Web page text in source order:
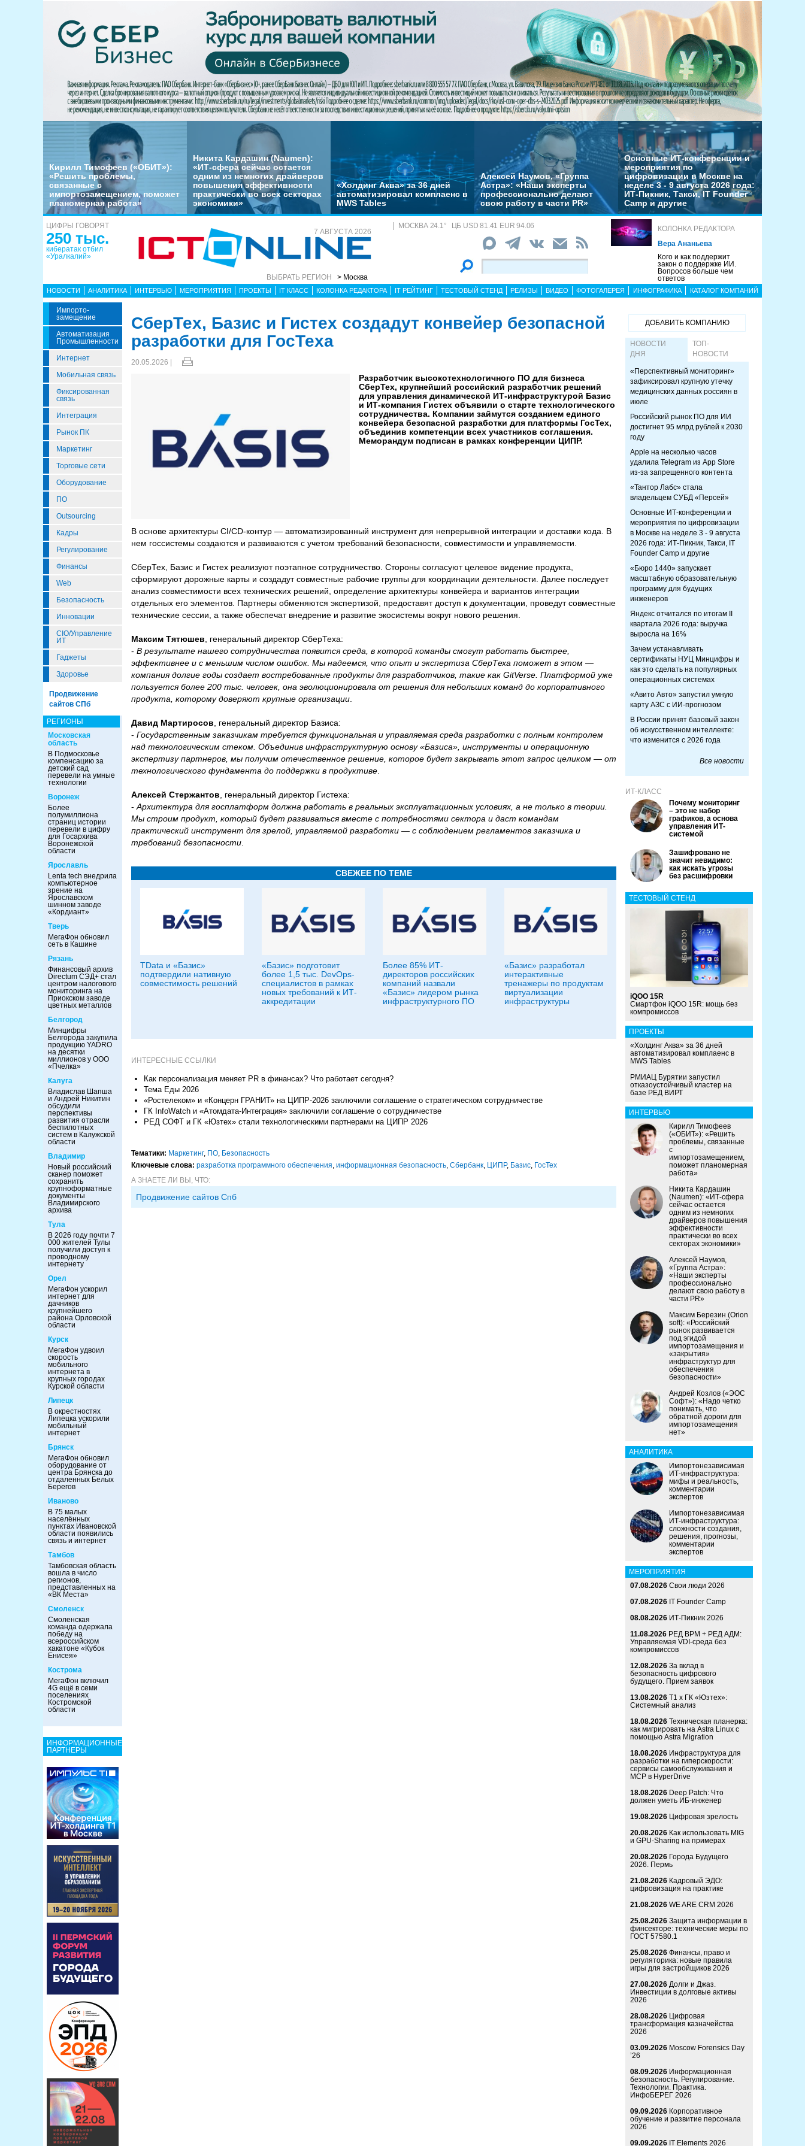
Кирилл Тимофеев («ОБИТ»):
«Решить проблемы,
связанные с
импортозамещением, поможет
планомерная работа»
Никита Кардашин (Naumen):
«ИТ-сфера сейчас остается
одним из немногих драйверов
повышения эффективности
практически во всех секторах
экономики»
«Холдинг Аква» за 36 дней
автоматизировал комплаенс в
MWS Tables
Алексей Наумов, «Группа
Астра»: «Наши эксперты
профессионально делают
свою работу в части PR»
Основные ИТ-конференции и
мероприятия по
цифровизации в Москве на
неделе 3 - 9 августа 2026 года:
ИТ-Пикник, Такси, IT Founder
Camp и другие
ЦИФРЫ ГОВОРЯТ
250 тыс.
кибератак отбил
«Уралкалий»
7 АВГУСТА 2026
ВЫБРАТЬ РЕГИОН > Москва
МОСКВА 24.1° ЦБ USD 81.41 EUR 94.06
КОЛОНКА РЕДАКТОРА
Вера Ананьева
Кого и как поддержит
закон о поддержке ИИ.
Вопросов больше чем
ответов
НОВОСТИ АНАЛИТИКА ИНТЕРВЬЮ МЕРОПРИЯТИЯ ПРОЕКТЫ IT КЛАСС КОЛОНКА РЕДАКТОРА IT РЕЙТИНГ ТЕСТОВЫЙ СТЕНД РЕЛИЗЫ ВИДЕО ФОТОГАЛЕРЕЯ ИНФОГРАФИКА КАТАЛОГ КОМПАНИЙ
Импорто­
Замещение
Автоматизация
Промышленности
Интернет
Мобильная связь
Фиксированная
связь
Интеграция
Рынок ПК
Маркетинг
Торговые сети
Оборудование
ПО
Outsourcing
Кадры
Регулирование
Финансы
Web
Безопасность
Инновации
CIO/Управление
ИТ
Гаджеты
Здоровье
Продвижение
сайтов СПб
РЕГИОНЫ
Московская
область
В Подмосковье
компенсацию за
детский сад
перевели на умные
технологии
Воронеж
Более
полумиллиона
страниц истории
перевели в цифру
для Госархива
Воронежской
области
Ярославль
Lenta tech внедрила
компьютерное
зрение на
Ярославском
шинном заводе
«Кордиант»
Тверь
МегаФон обновил
сеть в Кашине
Рязань
Финансовый архив
Directum СЭД+ стал
центром налогового
мониторинга на
Приокском заводе
цветных металлов
Белгород
Минцифры
Белгорода закупила
продукцию YADRO
на десятки
миллионов у ООО
«Пчелка»
Калуга
Владислав Шапша
и Андрей Никитин
обсудили
перспективы
развития отрасли
беспилотных
систем в Калужской
области
Владимир
Новый российский
сканер поможет
сохранить
крупноформатные
документы
Владимирского
архива
Тула
В 2026 году почти 7
000 жителей Тулы
получили доступ к
проводному
интернету
Орел
МегаФон ускорил
интернет для
дачников
крупнейшего
района Орловской
области
Курск
МегаФон удвоил
скорость
мобильного
интернета в
крупных городах
Курской области
Липецк
В окрестностях
Липецка ускорили
мобильный
интернет
Брянск
МегаФон обновил
оборудование от
центра Брянска до
отдаленных Белых
Берегов
Иваново
В 75 малых
населённых
пунктах Ивановской
области появились
связь и интернет
Тамбов
Тамбовская область
вошла в число
регионов,
представленных на
«ВК Места»
Смоленск
Смоленская
команда одержала
победу на
всероссийском
хакатоне «Кубок
Енисея»
Кострома
МегаФон включил
4G ещё в семи
поселениях
Костромской
области
ИНФОРМАЦИОННЫЕ
ПАРТНЕРЫ
СберТех, Базис и Гистех создадут конвейер безопасной
разработки для ГосТеха
20.05.2026 |
Разработчик высокотехнологичного ПО для бизнеса
СберТех, крупнейший российский разработчик решений
для управления динамической ИТ-инфраструктурой Базис
и ИТ-компания Гистех объявили о старте технологического
сотрудничества. Компании займутся созданием единого
конвейера безопасной разработки для платформы ГосТех,
объединив компетенции всех участников соглашения.
Меморандум подписан в рамках конференции ЦИПР.
В основе архитектуры CI/CD-контур — автоматизированный инструмент для непрерывной интеграции и доставки кода. В
нем госсистемы создаются и развиваются с учетом требований безопасности, совместимости и управляемости.
СберТех, Базис и Гистех реализуют поэтапное сотрудничество. Стороны согласуют целевое видение продукта,
сформируют дорожные карты и создадут совместные рабочие группы для координации деятельности. Далее последует
анализ совместимости всех технических решений, определение архитектуры конвейера и вариантов интеграции
отдельных его элементов. Партнеры обменяются экспертизой, предоставят доступ к документации, проведут совместные
технические сессии, а также обеспечат внедрение и развитие экосистемы вокруг нового решения.
Максим Тятюшев , генеральный директор СберТеха:
- В результате нашего сотрудничества появится среда, в которой команды смогут работать быстрее,
эффективнее и с меньшим числом ошибок. Мы надеемся, что опыт и экспертиза СберТеха поможет в этом —
компания долгие годы создает востребованные продукты для разработчиков, такие как GitVerse. Платформой уже
пользуется более 200 тыс. человек, она эволюционировала от решения для небольших команд до корпоративного
продукта, которому доверяют крупные организации
Давид Мартиросов , генеральный директор Базиса:
- Государственным заказчикам требуется функциональная и управляемая среда разработки с полным контролем
над технологическим стеком. Объединив инфраструктурную основу «Базиса», инструменты и операционную
экспертизу партнеров, мы получим отечественное решение, которое будет закрывать этот запрос целиком — от
технологического фундамента до поддержки в продуктиве
Алексей Стержантов , генеральный директор Гистеха:
- Архитектура для госплатформ должна работать в реальных эксплуатационных условиях, а не только в теории.
Мы строим продукт, который будет развиваться вместе с потребностями сектора и даст командам
практический инструмент для зрелой, управляемой разработки — с соблюдением регламентов заказчика и
требований безопасности
СВЕЖЕЕ ПО ТЕМЕ
TData и «Базис»
подтвердили нативную
совместимость решений
«Базис» подготовит
более 1,5 тыс. DevOps-
специалистов в рамках
новых требований к ИТ-
аккредитации
Более 85% ИТ-
директоров российских
компаний назвали
«Базис» лидером рынка
инфраструктурного ПО
«Базис» разработал
интерактивные
тренажеры по продуктам
виртуализации
инфраструктуры
ИНТЕРЕСНЫЕ ССЫЛКИ
Как персонализация меняет PR в финансах? Что работает сегодня?
Тема Еды 2026
«Ростелеком» и «Концерн ГРАНИТ» на ЦИПР-2026 заключили соглашение о стратегическом сотрудничестве
ГК InfoWatch и «Атомдата-Интеграция» заключили соглашение о сотрудничестве
РЕД СОФТ и ГК «Юзтех» стали технологическими партнерами на ЦИПР 2026
Тематики: Маркетинг, ПО, Безопасность
Ключевые слова: разработка программного обеспечения, информационная безопасность, Сбербанк, ЦИПР, Базис, ГосТех
А ЗНАЕТЕ ЛИ ВЫ, ЧТО:
Продвижение сайтов Спб
ДОБАВИТЬ КОМПАНИЮ
НОВОСТИ
ДНЯ
ТОП-
НОВОСТИ
«Перспективный мониторинг»
зафиксировал крупную утечку
медицинских данных россиян в
июле
Российский рынок ПО для ИИ
достигнет 95 млрд рублей к 2030
году
Apple на несколько часов
удалила Telegram из App Store
из-за запрещенного контента
«Тантор Лабс» стала
владельцем СУБД «Персей»
Основные ИТ-конференции и
мероприятия по цифровизации
в Москве на неделе 3 - 9 августа
2026 года: ИТ-Пикник, Такси, IT
Founder Camp и другие
«Бюро 1440» запускает
масштабную образовательную
программу для будущих
инженеров
Яндекс отчитался по итогам II
квартала 2026 года: выручка
выросла на 16%
Зачем устанавливать
сертификаты НУЦ Минцифры и
как это сделать на популярных
операционных системах
«Авито Авто» запустил умную
карту АЗС с ИИ-прогнозом
В России принят базовый закон
об искусственном интеллекте:
что изменится с 2026 года
Все новости
ИТ-КЛАСС
Почему мониторинг
– это не набор
графиков, а основа
управления ИТ-
системой
Зашифровано не
значит невидимо:
как искать угрозы
без расшифровки
ТЕСТОВЫЙ СТЕНД
iQOO 15R
Смартфон iQOO 15R: мощь без
компромиссов
ПРОЕКТЫ
«Холдинг Аква» за 36 дней
автоматизировал комплаенс в
MWS Tables
РМИАЦ Бурятии запустил
отказоустойчивый кластер на
базе РЕД ВИРТ
ИНТЕРВЬЮ
Кирилл Тимофеев
(«ОБИТ»): «Решить
проблемы, связанные
с
импортозамещением,
поможет планомерная
работа»
Никита Кардашин
(Naumen): «ИТ-сфера
сейчас остается
одним из немногих
драйверов повышения
эффективности
практически во всех
секторах экономики»
Алексей Наумов,
«Группа Астра»:
«Наши эксперты
профессионально
делают свою работу в
части PR»
Максим Березин (Orion
soft): «Российский
рынок развивается
под эгидой
импортозамещения и
«закрытия»
инфраструктур для
обеспечения
безопасности»
Андрей Козлов («ЭОС
Софт»): «Надо четко
понимать, что
обратной дороги для
импортозамещения
нет»
АНАЛИТИКА
Импортонезависимая
ИТ-инфраструктура:
мифы и реальность,
комментарии
экспертов
Импортонезависимая
ИТ-инфраструктура:
сложности создания,
решения, прогнозы,
комментарии
экспертов
МЕРОПРИЯТИЯ
07.08.2026 Свои люди 2026
07.08.2026 IT Founder Camp
08.08.2026 ИТ-Пикник 2026
11.08.2026 РЕД ВРМ + РЕД АДМ:
Управляемая VDI-среда без
компромиссов
12.08.2026 За вклад в
безопасность цифрового
будущего. Прием заявок
13.08.2026 Т1 x ГК «Юзтех»:
Системный анализ
18.08.2026 Техническая планерка:
как мигрировать на Astra Linux с
помощью Astra Migration
18.08.2026 Инфраструктура для
разработки на гиперскорости:
сервисы самообслуживания и
MCP в HyperDrive
18.08.2026 Deep Patch: Что
должен уметь ИБ-инженер
19.08.2026 Цифровая зрелость
20.08.2026 Как использовать MIG
и GPU-Sharing на примерах
20.08.2026 Города Будущего
2026. Пермь
21.08.2026 Кадровый ЭДО:
цифровизация на практике
21.08.2026 WE ARE CRM 2026
25.08.2026 Защита информации в
финсекторе: технические меры по
ГОСТ 57580.1
25.08.2026 Финансы, право и
регуляторика: новые правила
игры для застройщиков 2026
27.08.2026 Долги и Джаз.
Инвестиции в долговые активы
2026
28.08.2026 Цифровая
трансформация казначейства
2026
03.09.2026 Moscow Forensics Day
’26
08.09.2026 Информационная
безопасность. Регулирование.
Технологии. Практика.
ИнфоБЕРЕГ 2026
09.09.2026 Корпоративное
обучение и развитие персонала
2026
09.09.2026 IT Elements 2026